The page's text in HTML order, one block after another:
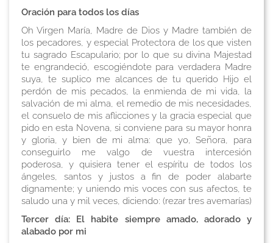
Oración para todos los días
Oh Virgen María, Madre de Dios y Madre también de
los pecadores, y especial Protectora de los que visten
tu sagrado Escapulario; por lo que su divina Majestad
te engrandeció, escogiéndote para verdadera Madre
suya, te suplico me alcances de tu querido Hijo el
perdón de mis pecados, la enmienda de mi vida, la
salvación de mi alma, el remedio de mis necesidades,
el consuelo de mis aflicciones y la gracia especial que
pido en esta Novena, si conviene para su mayor honra
y gloria, y bien de mi alma: que yo, Señora, para
conseguirlo me valgo de vuestra intercesión
poderosa, y quisiera tener el espíritu de todos los
ángeles, santos y justos a fin de poder alabarte
dignamente; y uniendo mis voces con sus afectos, te
saludo una y mil veces, diciendo: (rezar tres avemarías)
Tercer día: El habite siempre amado, adorado y
alabado por mi